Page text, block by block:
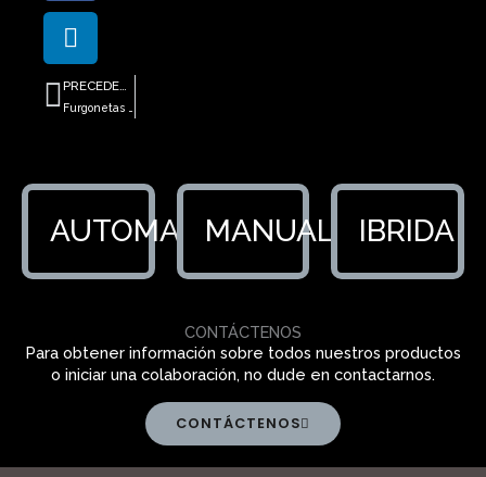
Ant PRECEDENTE
AUTOMATICAMANUALE IBRIDA
CONTÁCTENOS
Para obtener información sobre todos nuestros productos
o iniciar una colaboración, no dude en contactarnos.
CONTÁCTENOS